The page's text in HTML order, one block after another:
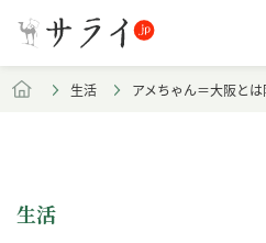
生活 アメちゃん＝大阪と
生活